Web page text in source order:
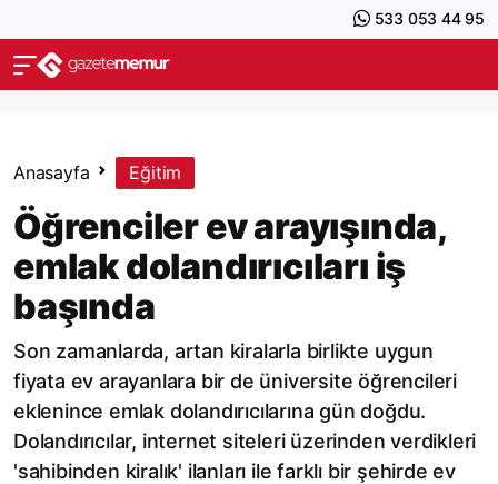
533 053 44 95
Anasayfa Eğitim
Öğrenciler ev arayışında,
emlak dolandırıcıları iş
başında
Son zamanlarda, artan kiralarla birlikte uygun
fiyata ev arayanlara bir de üniversite öğrencileri
eklenince emlak dolandırıcılarına gün doğdu.
Dolandırıcılar, internet siteleri üzerinden verdikleri
'sahibinden kiralık' ilanları ile farklı bir şehirde ev